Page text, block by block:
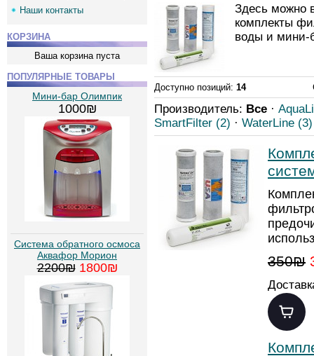
Наши контакты
КОРЗИНА
Ваша корзина пуста
ПОПУЛЯРНЫЕ ТОВАРЫ
Мини-бар Олимпик
1000₪
Cистема обратного осмоса
Аквафор Морион
2200₪ 1800₪
Здесь можно
комплекты
воды и мини-
Доступно позиций: 14
Производитель: Все ·
SmartFilter (2) · WaterLine (3)
350₪